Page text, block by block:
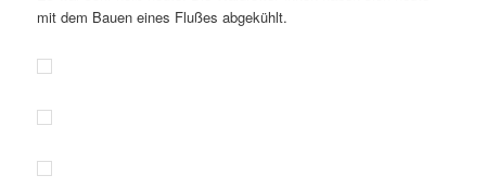
mit dem Bauen eines Flußes abgekühlt.